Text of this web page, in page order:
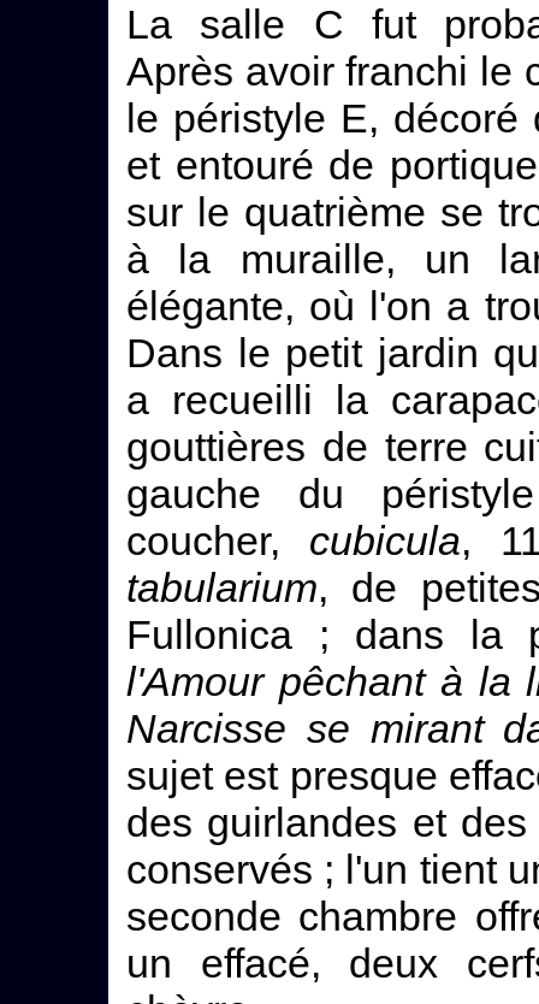
La salle C fut
Après avoir franchi le
le péristyle E, décoré
et entouré de
sur le quatrième se
à la muraille, un
élégante, où l'on a
Dans le petit jardin
a recueilli la
gouttières de terre
gauche du
coucher, cubicula,
tabularium, de
Fullonica ; dans la
l'Amour pêchant à la
Narcisse se mirant
sujet est presque
des guirlandes et
conservés ; l'un tient
seconde chambre
un effacé, deux